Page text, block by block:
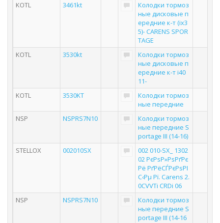
KOTL
3461kt
Колодки тормоз
ные дисковые п
ередние к-т (ix3
5)- CARENS SPOR
TAGE
KOTL
3530kt
Колодки тормоз
ные дисковые п
ередние к-т i40
11-
KOTL
3530KT
Колодки тормоз
ные передние
NSP
NSPRS7N10
Колодки тормоз
ные передние S
portage III (14-16)
STELLOX
002010SX
002 010-SX_ 1302
02 РєРѕР»РѕРґРє
Рё РґРёСЃРєРѕРІ
С‹Рµ Рї. Carens 2.
0CVVTi CRDi 06
NSP
NSPRS7N10
Колодки тормоз
ные передние S
portage III (14-16